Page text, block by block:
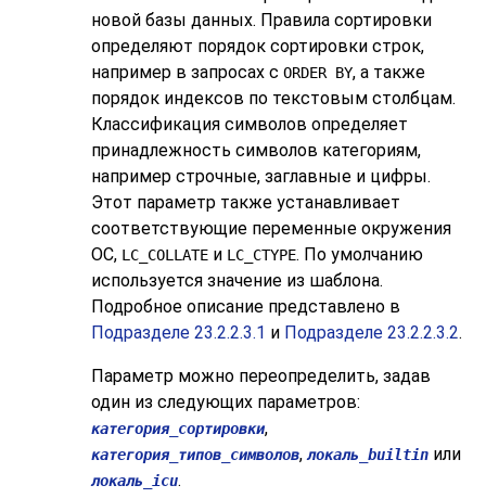
новой базы данных. Правила сортировки
определяют порядок сортировки строк,
например в запросах с ORDER BY, а также
порядок индексов по текстовым столбцам.
Классификация символов определяет
принадлежность символов категориям,
например строчные, заглавные и цифры.
Этот параметр также устанавливает
соответствующие переменные окружения
ОС, LC_COLLATE и LC_CTYPE. По умолчанию
используется значение из шаблона.
Подробное описание представлено в
Подразделе 23.2.2.3.1 и Подразделе 23.2.2.3.2.
Параметр можно переопределить, задав
один из следующих параметров:
категория_сортировки,
категория_типов_символов, локаль_builtin или
локаль_icu.